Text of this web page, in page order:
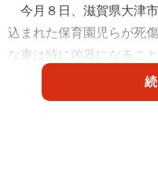
今月８日、滋賀県大津
込まれた保育園児らが死
な車は時に凶器になるこ
ＳＮＳ上では各地の危険